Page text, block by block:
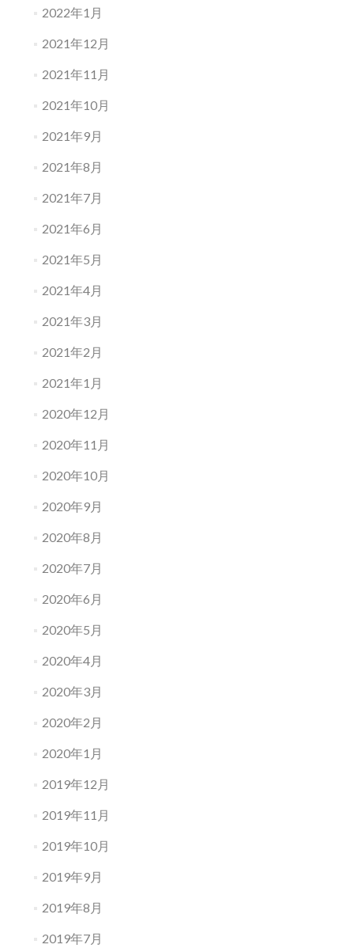
2022年1月
2021年12月
2021年11月
2021年10月
2021年9月
2021年8月
2021年7月
2021年6月
2021年5月
2021年4月
2021年3月
2021年2月
2021年1月
2020年12月
2020年11月
2020年10月
2020年9月
2020年8月
2020年7月
2020年6月
2020年5月
2020年4月
2020年3月
2020年2月
2020年1月
2019年12月
2019年11月
2019年10月
2019年9月
2019年8月
2019年7月